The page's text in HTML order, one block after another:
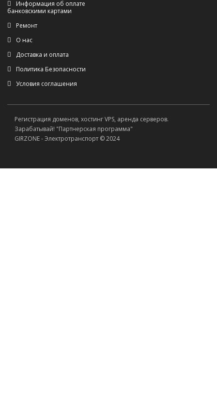
Информация об оплате
банковскими картами
Ремонт
О нас
Доставка и оплата
Политика Безопасности
Условия соглашения
Регистрация доменов, хостинг VPS, аренда серверов.
Зарабатывай! "Партнерская программа"
GIRZONE - Электротранспорт © 2024